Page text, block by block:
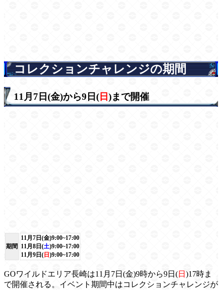
コレクションチャレンジの期間
11月7日(金)から9日( 日)まで開催
期間
11月7日(金)9:00~17:00
11月8日(土)9:00~17:00
11月9日( 日 )9:00~17:00
GOワイルドエリア長崎は11月7日(金)9時から9日(日 )17時ま
で開催される。イベント期間中はコレクションチャレンジが